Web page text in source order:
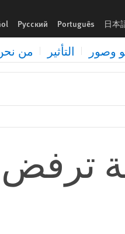
日本
Português
Русский
وصور التأثير من